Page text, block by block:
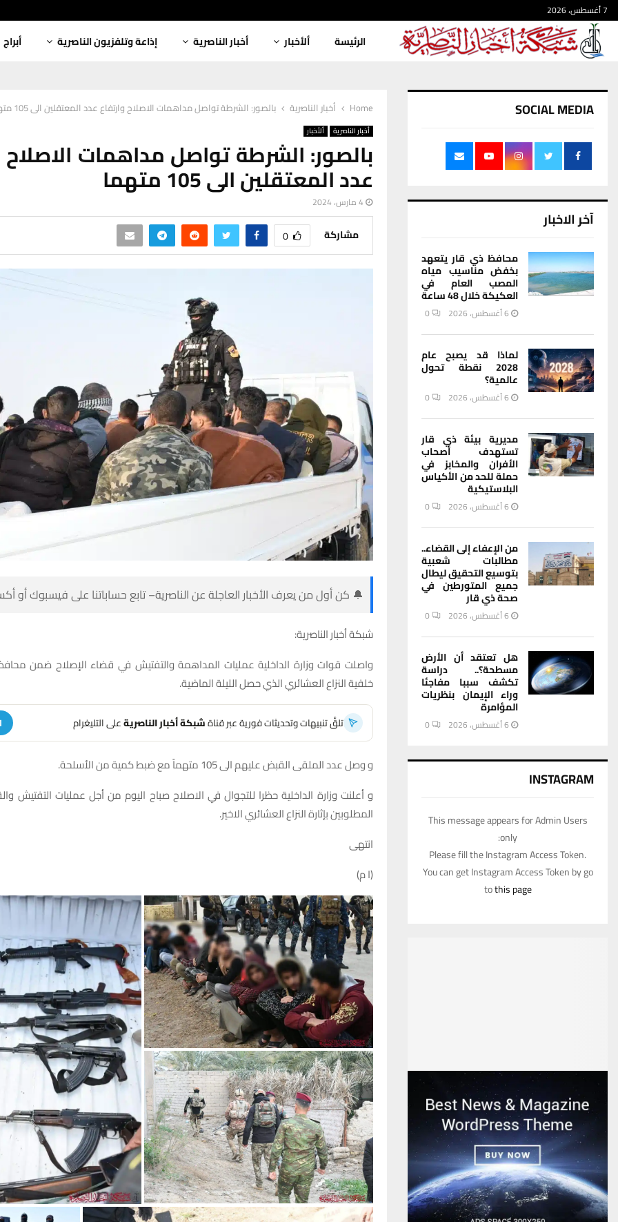
7 أغسطس، 2026
الرئيسة ألأخبار أخبار الناصرية إذاعة وتلفزيون الناصرية أبراج
Home أخبار الناصرية بالصور: الشرطة تواصل مداهمات الاصلاح وارتفاع عدد المعتقلين الى 105 متهما
أخبار الناصرية ألأخبار
بالصور: الشرطة تواصل مداهمات الاصلاح
عدد المعتقلين الى 105 متهما
4 مارس، 2024
مشاركة 0
🔔 كن أول من يعرف الأخبار العاجلة عن الناصرية– تابع حساباتنا على فيسبوك أو
شبكة أخبار الناصرية:
واصلت قوات وزارة الداخلية عمليات المداهمة والتفتيش في قضاء الإصلاح ضمن
خلفية النزاع العشائري الذي حصل الليلة الماضية.
تلقَّ تنبيهات وتحديثات فورية عبر قناةشبكة أخبار الناصريةعلى التليغرام
و وصل عدد الملقى القبض عليهم الى 105 متهماً مع ضبط كمية من الأسلحة.
و أعلنت وزارة الداخلية حظرا للتجوال في الاصلاح صباح اليوم من أجل عمليات التفتيش
المطلوبين بإثارة النزاع العشائري الاخير.
انتهى
(ا م)
SOCIAL MEDIA
آخر الاخبار
محافظ ذي قار يتعهد
بخفض مناسيب مياه
المصب العام في
العكيكة خلال 48 ساعة
6 أغسطس، 2026 0
لماذا قد يصبح عام
2028 نقطة تحول
عالمية؟
6 أغسطس، 2026 0
مديرية بيئة ذي قار
تستهدف أصحاب
الأفران والمخابز في
حملة للحد من الأكياس
البلاستيكية
6 أغسطس، 2026 0
من الإعفاء إلى القضاء..
مطالبات شعبية
بتوسيع التحقيق ليطال
جميع المتورطين في
صحة ذي قار
6 أغسطس، 2026 0
هل تعتقد أن الأرض
مسطحة؟.. دراسة
تكشف سببا مفاجئا
وراء الإيمان بنظريات
المؤامرة
6 أغسطس، 2026 0
INSTAGRAM
This message appears for Admin Users
only:
Please fill the Instagram Access Token.
You can get Instagram Access Token by go
tothis page